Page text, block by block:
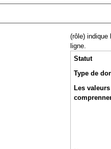
(rôle)
ligne.
Statut
Type de
Les